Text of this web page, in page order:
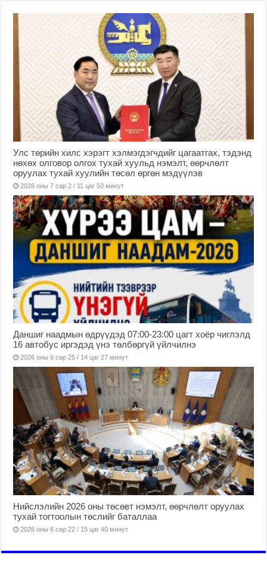
Улс төрийн хилс хэрэгт хэлмэгдэгчдийг цагаатгах, тэдэнд
нөхөх олговор олгох тухай хуульд нэмэлт, өөрчлөлт
оруулах тухай хуулийн төсөл өргөн мэдүүлэв
2026 оны 7 сар 2 / 11 цаг 50 минут
Даншиг наадмын өдрүүдэд 07:00-23:00 цагт хоёр чиглэлд
16 автобус иргэдэд үнэ төлбөргүй үйлчилнэ
2026 оны 6 сар 25 / 14 цаг 27 минут
Нийслэлийн 2026 оны төсөвт нэмэлт, өөрчлөлт оруулах
тухай тогтоолын төслийг баталлаа
2026 оны 6 сар 22 / 15 цаг 40 минут